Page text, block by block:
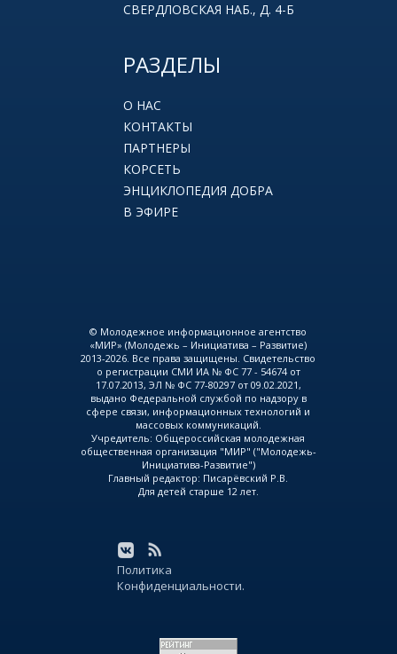
СВЕРДЛОВСКАЯ НАБ., Д. 4-Б
РАЗДЕЛЫ
О НАС
КОНТАКТЫ
ПАРТНЕРЫ
КОРСЕТЬ
ЭНЦИКЛОПЕДИЯ ДОБРА
В ЭФИРЕ
© Молодежное информационное агентство
«МИР» (Молодежь – Инициатива – Развитие)
2013-2026. Все права защищены. Свидетельство
о регистрации СМИ ИА № ФС 77 - 54674 от
17.07.2013, ЭЛ № ФС 77-80297 от 09.02.2021,
выдано Федеральной службой по надзору в
сфере связи, информационных технологий и
массовых коммуникаций.
Учредитель: Общероссийская молодежная
общественная организация "МИР" ("Молодежь-
Инициатива-Развитие")
Главный редактор: Писарёвский Р.В.
Для детей старше 12 лет.
Политика
Конфиденциальности.